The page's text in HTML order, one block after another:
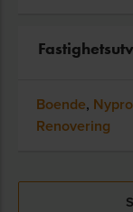
Boende,
Renovering